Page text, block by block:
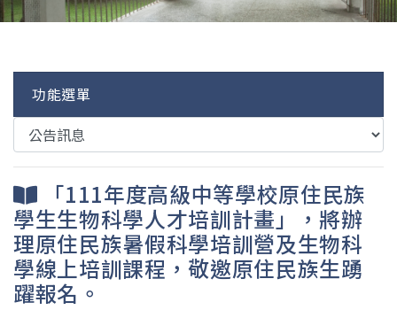
功能選單
「111年度高級中等學校原住民族
學生生物科學人才培訓計畫」，將辦
理原住民族暑假科學培訓營及生物科
學線上培訓課程，敬邀原住民族生踴
躍報名。